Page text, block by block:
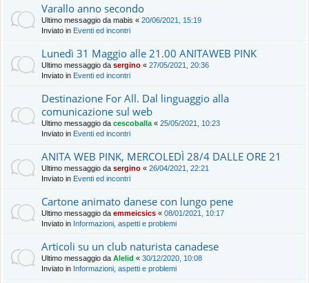
Varallo anno secondo
Ultimo messaggio da mabis « 20/06/2021, 15:19
Inviato in Eventi ed incontri
Lunedì 31 Maggio alle 21.00 ANITAWEB PINK
Ultimo messaggio da sergino « 27/05/2021, 20:36
Inviato in Eventi ed incontri
Destinazione For All. Dal linguaggio alla
comunicazione sul web
Ultimo messaggio da cescoballa « 25/05/2021, 10:23
Inviato in Eventi ed incontri
ANITA WEB PINK, MERCOLEDÌ 28/4 DALLE ORE 21
Ultimo messaggio da sergino « 26/04/2021, 22:21
Inviato in Eventi ed incontri
Cartone animato danese con lungo pene
Ultimo messaggio da emmeicsics « 08/01/2021, 10:17
Inviato in Informazioni, aspetti e problemi
Articoli su un club naturista canadese
Ultimo messaggio da Alelid « 30/12/2020, 10:08
Inviato in Informazioni, aspetti e problemi